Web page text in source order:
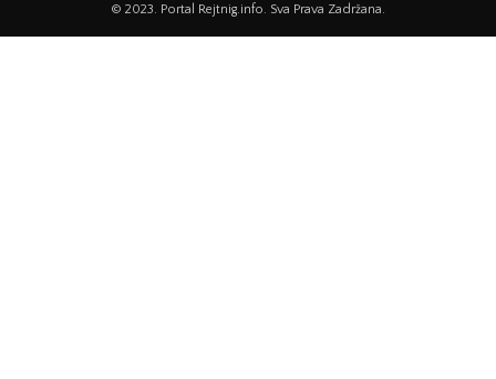
© 2023. Portal Rejtnig.info. Sva Prava Zadržana.